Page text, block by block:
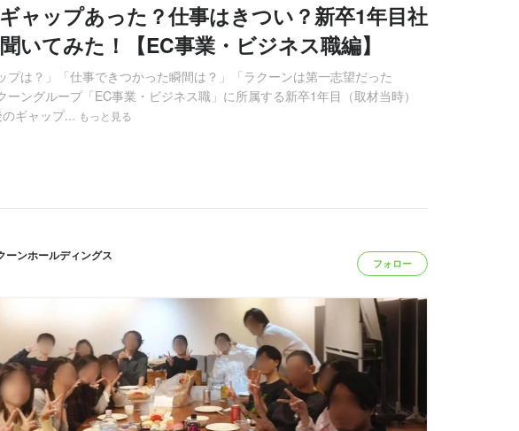
ャップあった？仕事はきつい？新卒1年目社
いてみた！【EC事業・ビジネス職編】
プは？」「仕事できつかった瞬間は？」「ラクーンは第一志望だった
ーングループ「EC事業・ビジネス職」に所属する新卒1年目（取材当時）
ギャップ... もっと見る
ーンホールディングス
フォロー